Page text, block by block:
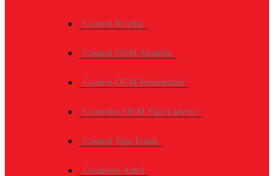
Control Keydiy
Control OEM Abatible
Control OEM Proximidad
Controles OEM Tipo Llavero
Control Tipo Fobik
Controles Autel